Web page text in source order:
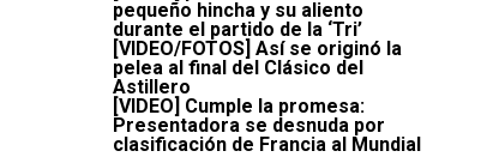
pequeño hincha y su aliento
durante el partido de la ‘Tri’
[VIDEO/FOTOS] Así se originó la
pelea al final del Clásico del
Astillero
[VIDEO] Cumple la promesa:
Presentadora se desnuda por
clasificación de Francia al Mundial